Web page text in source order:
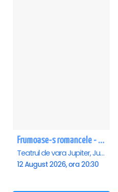
Frumoase-s romancele - Jupiter
Teatrul de vara Jupiter, Jupiter
12 August 2026, ora 20:30